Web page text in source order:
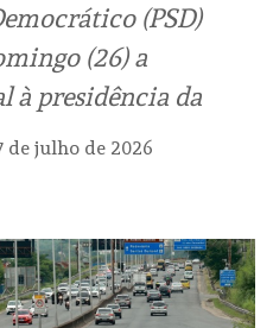
(PSD)
(26) a
à presidência da
de julho de 2026